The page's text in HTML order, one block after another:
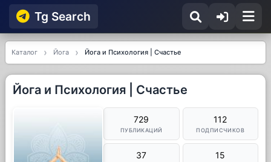
Tg Searсh
Каталог Йога Йога и Психология | Счастье
Йога и Психология | Счастье
729
ПУБЛИКАЦИЙ
112
ПОДПИСЧИКОВ
37 15